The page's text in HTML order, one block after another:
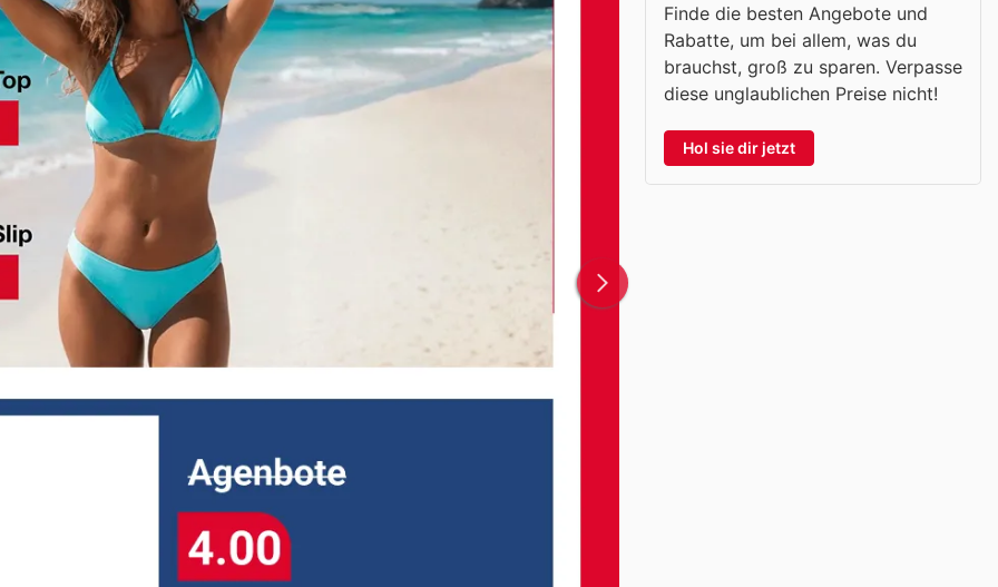
Finde die besten Angebote und
Rabatte, um bei allem, was du
brauchst, groß zu sparen. Verpasse
diese unglaublichen Preise nicht!
Hol sie dir jetzt